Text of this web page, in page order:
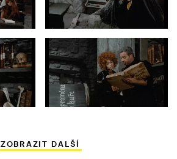
ZOBRAZIT DALŠÍ